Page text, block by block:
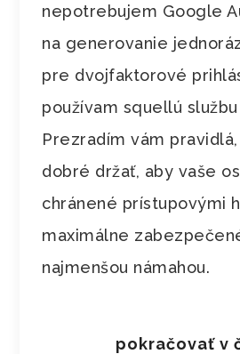
nepotrebujem Google
na generovanie
pre dvojfaktorové
používam squellú službu
Prezradím vám
dobré držať, aby vaše
chránené prístupovými
maximálne
najmenšou námahou.
pokračovať v